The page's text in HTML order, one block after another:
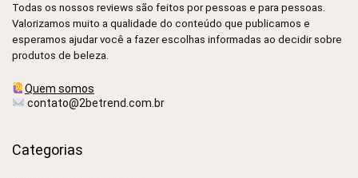
Todas os nossos reviews são feitos por pessoas e para pessoas.
Valorizamos muito a qualidade do conteúdo que publicamos e
esperamos ajudar você a fazer escolhas informadas ao decidir sobre
produtos de beleza.
Quem somos
contato@2betrend.com.br
Categorias